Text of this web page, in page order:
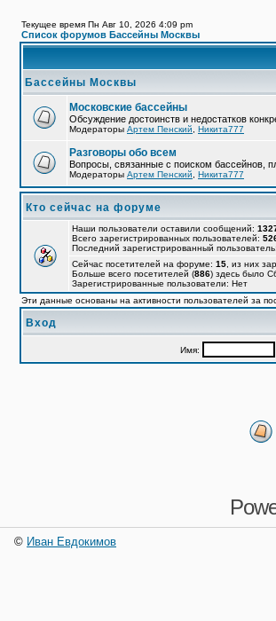
Текущее время Пн Авг 10, 2026 4:09 pm
Список форумов Бассейны Москвы
Бассейны Москвы
Московские бассейны
Обсуждение достоинств и недостатков
Модераторы Артем Пенский Никита777
Разговоры обо всем
Вопросы, связанные с поиском бассейнов,
Модераторы Артем Пенский Никита777
Кто сейчас на форуме
Наши пользователи оставили сообщений:
Всего зарегистрированных пользователей:
Последний зарегистрированный пользователь:
Сейчас посетителей на форуме: 15 , из них
Больше всего посетителей (886) здесь было
Зарегистрированные пользователи: Нет
Эти данные основаны на активности пользователей за
Вход
Имя:
© Иван Евдокимов